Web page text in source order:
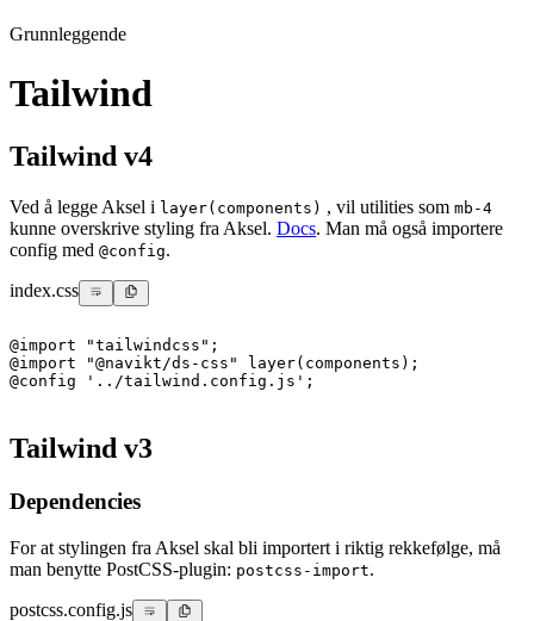
Grunnleggende
Tailwind
Tailwind v4
Ved å legge Aksel i layer(components) , vil utilities som mb-4
kunne overskrive styling fra Aksel. Docs. Man må også importere
config med @config.
index.css
@import "tailwindcss" ;
@import "@navikt/ds-css" layer( components ) ;
@config '../tailwind.config.js' ;
Tailwind v3
Dependencies
For at stylingen fra Aksel skal bli importert i riktig rekkefølge, må
man benytte PostCSS-plugin: postcss-import.
postcss.config.js